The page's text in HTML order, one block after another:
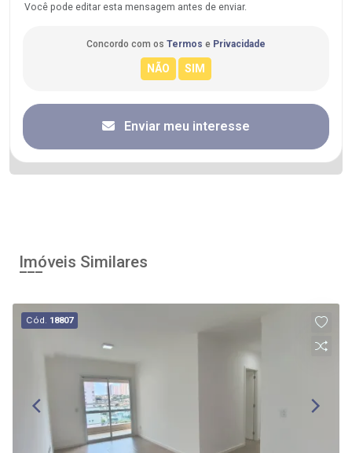
Você pode editar esta mensagem antes de enviar.
Concordo com os Termos e Privacidade
Enviar meu interesse
Imóveis Similares
Cód. 18807